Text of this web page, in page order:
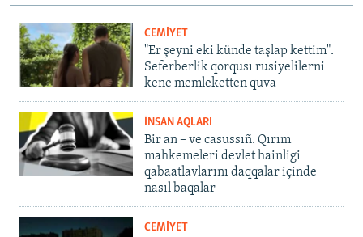
CEMİYET
"Er şeyni eki künde taşlap kettim".
Seferberlik qorqusı rusiyelilerni
kene memleketten quva
İNSAN AQLARI
Bir an – ve casussıñ. Qırım
mahkemeleri devlet hainligi
qabaatlavlarını daqqalar içinde
nasıl baqalar
CEMİYET